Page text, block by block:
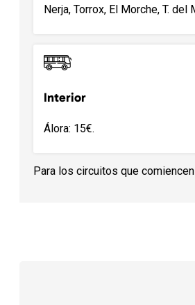
Nerja, Torrox, El Morche, T.
Interior
Álora: 15€.
Para los circuitos que